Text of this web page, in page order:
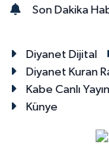
Son Dakika
Diyanet Dijital
Diyanet Kuran
Kabe Canlı Yayın
Künye